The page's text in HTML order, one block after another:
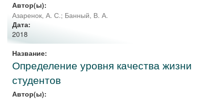
Автор(ы):
Азаренок, А. С.; Банный, В. А.
Дата:
2018
Название:
Определение уровня качества жизни
студентов
Автор(ы):